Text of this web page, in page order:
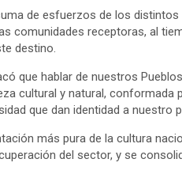
de esfuerzos de los distintos
comunidades receptoras, al
destino.
que hablar de nuestros
cultural y natural,
que dan identidad a nuestro
más pura de la cultura
del sector, y se